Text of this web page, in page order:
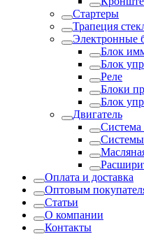
Стартеры
Трапеция
Электронные
Блок
Блок
Реле
Блоки
Блок
Двигатель
Система
Оплата и доставка
Оптовым
Статьи
О компании
Контакты